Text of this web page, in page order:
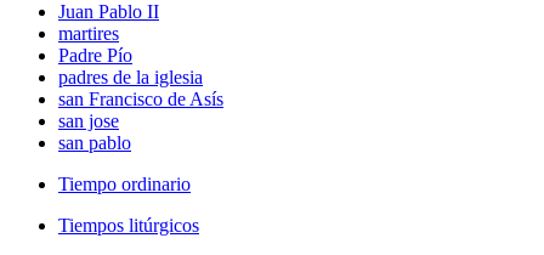
Juan Pablo II
martires
Padre Pío
padres de la iglesia
san Francisco de Asís
san jose
san pablo
Tiempo ordinario
Tiempos litúrgicos